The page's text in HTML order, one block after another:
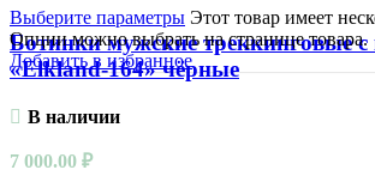
Выберите параметры Этот товар имеет
Опции можно выбрать на странице товара.
Добавить в избранное
Ботинки мужские треккинговые
«Elkland-164» чёрные
В наличии
7 000.00 ₽